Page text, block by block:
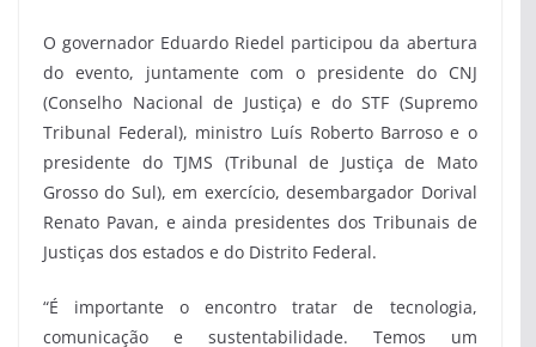
O governador Eduardo Riedel participou da abertura
do evento, juntamente com o presidente do CNJ
(Conselho Nacional de Justiça) e do STF (Supremo
Tribunal Federal), ministro Luís Roberto Barroso e o
presidente do TJMS (Tribunal de Justiça de Mato
Grosso do Sul), em exercício, desembargador Dorival
Renato Pavan, e ainda presidentes dos Tribunais de
Justiças dos estados e do Distrito Federal.
“É importante o encontro tratar de tecnologia,
comunicação e sustentabilidade. Temos um